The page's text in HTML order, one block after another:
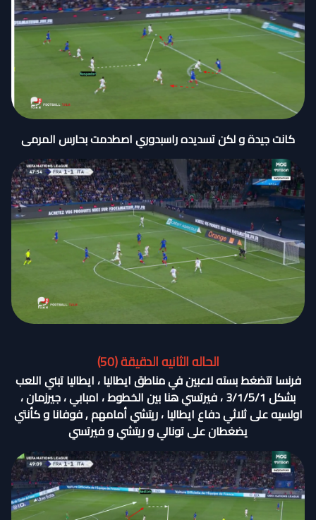
كانت جيدة و لكن تسديده راسبدوري اصطدمت بحارس المرمى
الحاله الثانيه الدقيقة (50)
فرنسا تتضغط بسته لاعبين في مناطق ايطاليا ، ايطاليا تبني اللعب
بشكل 3/1/5/1 ، فيرتسي هنا بين الخطوط ، امبابي ، جيرزمان ،
اولسيه على ثلاثي دفاع ايطاليا ، ريتشي أمامهم , فوفانا و كأنتي
يضغطان على تونالي و ريتشي و فيرتسي